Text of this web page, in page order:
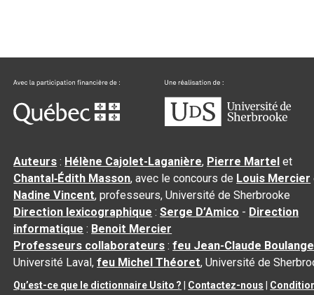
Auteurs : Hélène Cajolet-Laganière, Pierre Martel et
Chantal‑Édith Masson, avec le concours de Louis Mercier
Nadine Vincent, professeurs, Université de Sherbrooke
Direction lexicographique :Serge D’Amico - Direction
informatique : Benoit Mercier
Professeurs collaborateurs :feu Jean-Claude
Université Laval,feu Michel Théoret, Université de
Qu’est-ce que le dictionnaire Usito ? Contactez-nous